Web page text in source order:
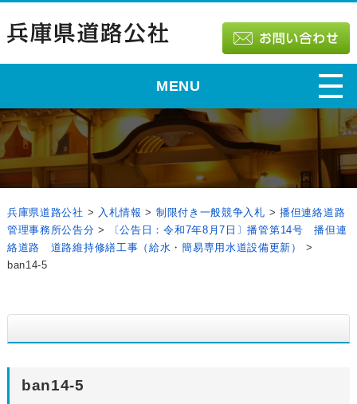
MENU
兵庫県道路公社 > 入札情報 > 制限付き一般競争入札 > 播但連絡道路
管理事務所公告分 >
〔公告日：令和7年8月7日〕播管第14号 播但連
絡道路 道路維持修繕工事（給水・簡易専用水道設備更新）
>
ban14-5
ban14-5